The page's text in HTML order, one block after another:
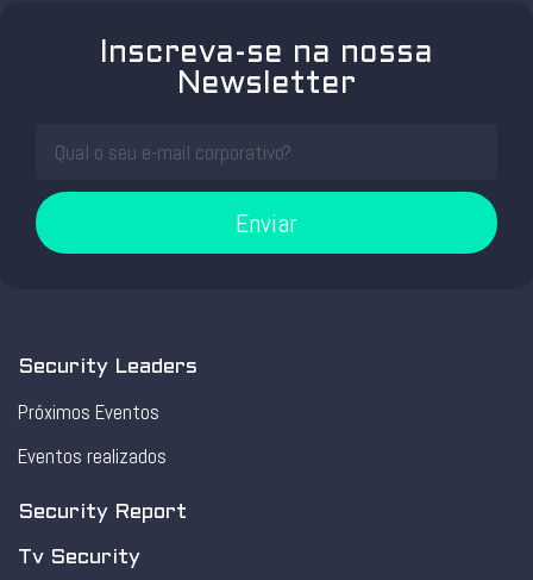
Inscreva-se na nossa
Newsletter
Enviar
Security Leaders
Próximos Eventos
Eventos realizados
Security Report
Tv Security